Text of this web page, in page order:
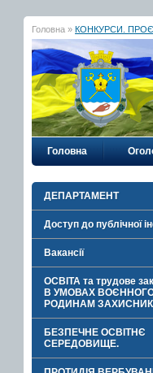
Головна » КОНКУРСИ.
Головна
ДЕПАРТАМЕНТ
Доступ до публічної
Вакансії
ОСВІТА та трудове
В УМОВАХ
РОДИНАМ
БЕЗПЕЧНЕ ОСВІТНЄ
СЕРЕДОВИЩЕ.